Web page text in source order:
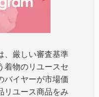
、厳しい審査基準
着物のリユースセ
バイヤーが市場価
リユース商品をみ